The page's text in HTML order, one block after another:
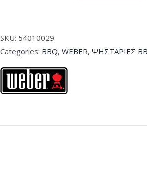
quantity
SKU: 54010029
Categories: BBQ, WEBER, ΨΗΣΤΑΡΙΕΣ